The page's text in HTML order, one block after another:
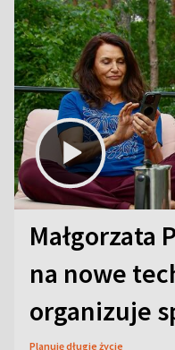
Małgorzata
na nowe
organizuje
Planuję długie życie